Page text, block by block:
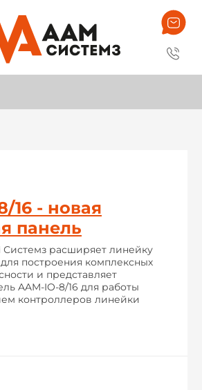
16 - новая
панель
расширяет линейку
построения комплексных
и представляет
AAM-IO-8/16 для работы
контроллеров линейки